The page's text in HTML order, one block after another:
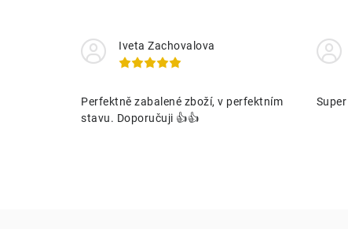
Iveta Zachovalova
Perfektně zabalené zboží, v perfektním
stavu. Doporučuji 👍👍